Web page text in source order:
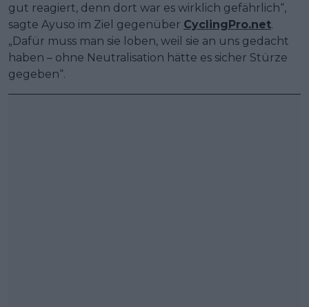
gut reagiert, denn dort war es wirklich gefährlich“,
sagte Ayuso im Ziel gegenüber CyclingPro.net.
„Dafür muss man sie loben, weil sie an uns gedacht
haben – ohne Neutralisation hätte es sicher Stürze
gegeben“.